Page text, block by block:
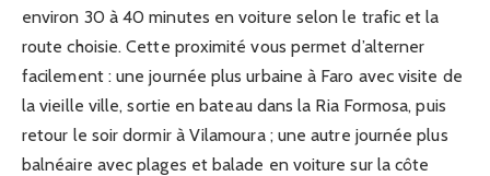
environ 30 à 40 minutes en voiture selon le trafic et la
route choisie. Cette proximité vous permet d’alterner
facilement : une journée plus urbaine à Faro avec visite de
la vieille ville, sortie en bateau dans la Ria Formosa, puis
retour le soir dormir à Vilamoura ; une autre journée plus
balnéaire avec plages et balade en voiture sur la côte